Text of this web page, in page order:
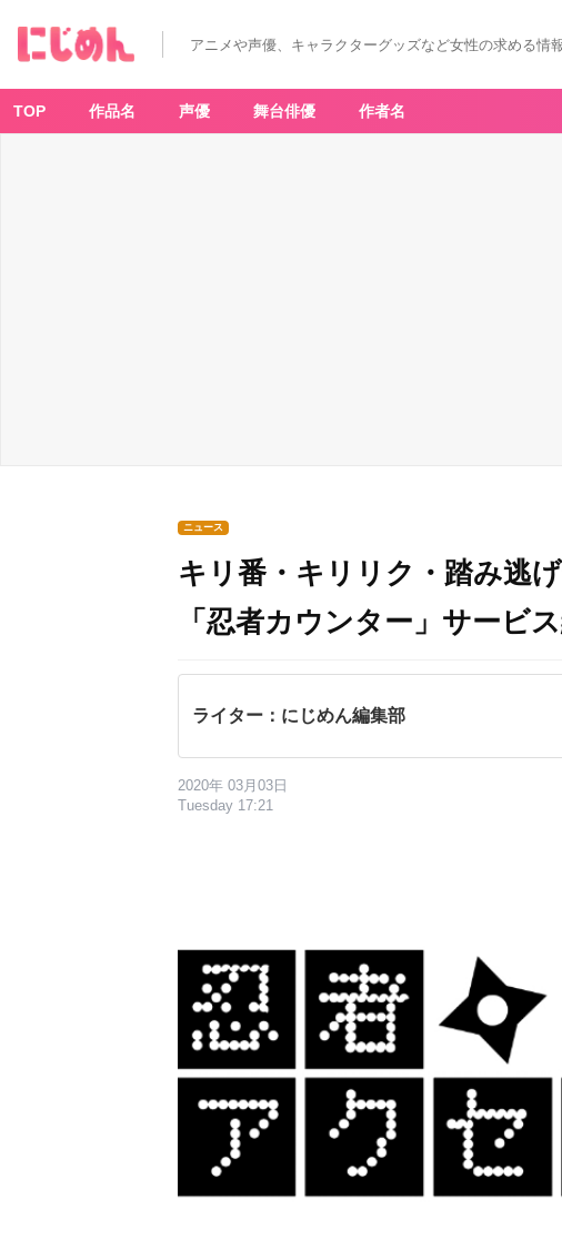
アニメや声優、キャラクターグッズなど女性の求める情
TOP 作品名 声優 舞台俳優 作者名
ニュース
キリ番・キリリク・踏み逃
「忍者カウンター」サービ
ライター：にじめん編集部
2020年 03月03日
Tuesday 17:21